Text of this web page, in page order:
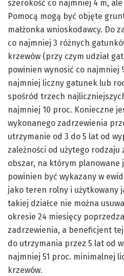
szerokość co najmniej 4 m,
Pomocą mogą być objęte
małżonka wnioskodawcy. Do
co najmniej 3 różnych
krzewów (przy czym udział
powinien wynosić co najmniej
najmniej liczny gatunek lub
spośród trzech
najmniej 10 proc. Konieczne
wykonanego zadrzewienia
utrzymanie od 3 do 5 lat od
zależności od użytego
obszar, na którym planowane
powinien być wykazany w
jako teren rolny i użytkowany
takiej działce nie można
okresie 24 miesięcy
zadrzewienia, a beneficjent
do utrzymania przez 5 lat od
najmniej 51 proc. minimalnej
krzewów.